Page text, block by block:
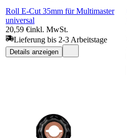
Roll E-Cut 35mm für Multimaster
universal
20,59 €inkl. MwSt.
Lieferung bis 2-3 Arbeitstage
Details anzeigen